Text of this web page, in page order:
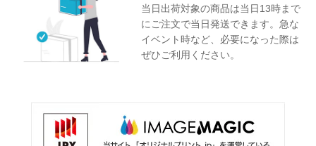
当日出荷対象の商品は当日13時まで
にご注文で当日発送できます。急な
イベント時など、必要になった際は
ぜひご利用ください。